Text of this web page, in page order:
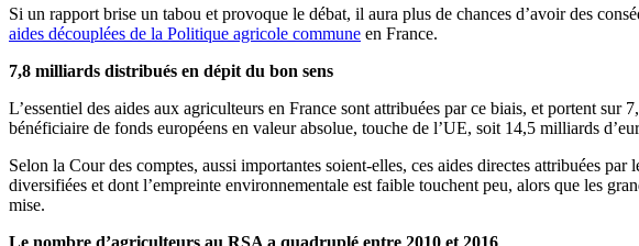
Si un rapport brise un tabou et provoque le débat, il aura plus de chances d’avoir des
aides découplées de la Politique agricole commune en France.
7,8 milliards distribués en dépit du bon sens
L’essentiel des aides aux agriculteurs en France sont attribuées par ce biais, et portent
bénéficiaire de fonds européens en valeur absolue, touche de l’UE, soit 14,5 milliards
Selon la Cour des comptes, aussi importantes soient-elles, ces aides directes attribuées
diversifiées et dont l’empreinte environnementale est faible touchent peu, alors que les
mise.